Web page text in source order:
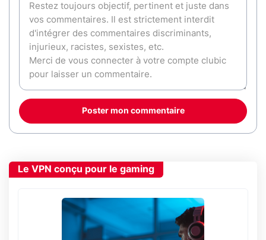
Poster mon commentaire
Le VPN conçu pour le gaming